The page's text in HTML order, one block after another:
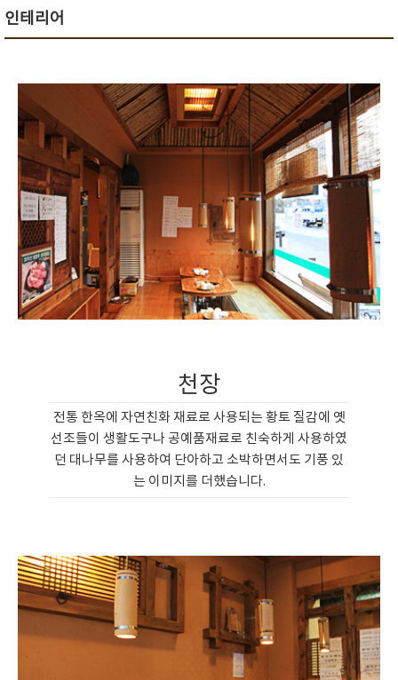
인테리어
천장
전통 한옥에 자연친화 재료로 사용되는 황토 질감에 옛
선조들이 생활도구나 공예품재료로 친숙하게 사용하였
던 대나무를 사용하여 단아하고 소박하면서도 기풍 있
는 이미지를 더했습니다.